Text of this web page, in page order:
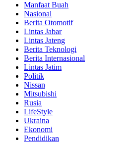
Manfaat Buah
Nasional
Berita Otomotif
Lintas Jabar
Lintas Jateng
Berita Teknologi
Berita Internasional
Lintas Jatim
Politik
Nissan
Mitsubishi
Rusia
LifeStyle
Ukraina
Ekonomi
Pendidikan